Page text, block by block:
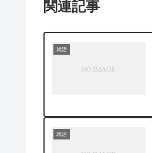
関連記事
就活
就活